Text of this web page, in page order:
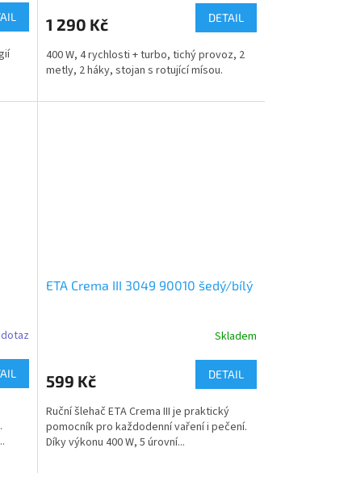
1 290 Kč DETAIL
400 W, 4 rychlosti + turbo, tichý provoz, 2
metly, 2 háky, stojan s rotující mísou.
ETA Crema III 3049 90010 šedý/bílý
Skladem
599 Kč DETAIL
Ruční šlehač ETA Crema III je praktický
pomocník pro každodenní vaření i pečení.
Díky výkonu 400 W, 5 úrovní...